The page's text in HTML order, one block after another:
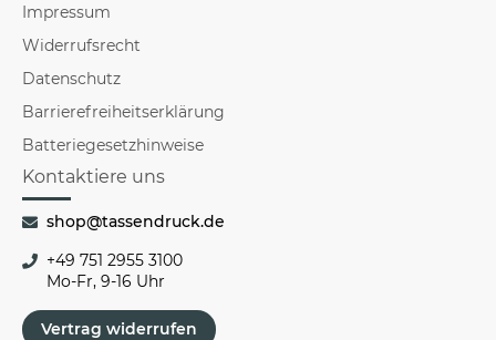
Impressum
Widerrufsrecht
Datenschutz
Barrierefreiheitserklärung
Batteriegesetzhinweise
Kontaktiere uns
shop@tassendruck.de
+49 751 2955 3100
Mo-Fr, 9-16 Uhr
Vertrag widerrufen